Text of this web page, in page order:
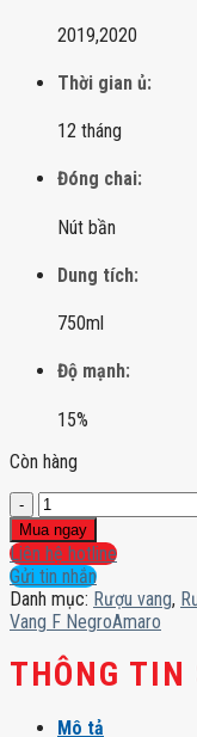
2019,2020
Thời gian ủ:
12 tháng
Đóng chai:
Nút bần
Dung tích:
750ml
Độ mạnh:
15%
Còn hàng
Vang
F
NegroAmaro
số
lượng
Mua ngay
Liên hệ hotline
Gửi tin nhắn
Danh mục: Rượu vang,
Vang F NegroAmaro
THÔNG
Mô tả